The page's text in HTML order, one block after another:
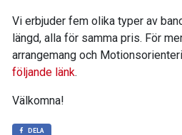
Vi erbjuder fem olika typer av
längd, alla för samma pris. För
arrangemang och
följande länk.
Välkomna!
DELA